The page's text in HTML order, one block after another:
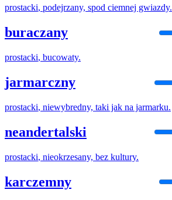
prostacki, podejrzany, spod ciemnej gwiazdy.
buraczany
prostacki, bucowaty.
jarmarczny
prostacki, niewybredny, taki jak na jarmarku.
neandertalski
prostacki, nieokrzesany, bez kultury.
karczemny